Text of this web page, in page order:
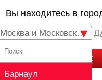
Вы находитесь в
Москва и Московская
Барнаул
ЗАКАЗАТЬ ЗВОНОК